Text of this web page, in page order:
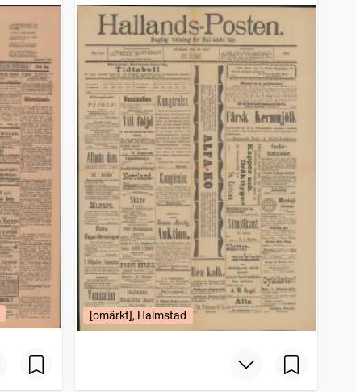
[omärkt], Halmstad